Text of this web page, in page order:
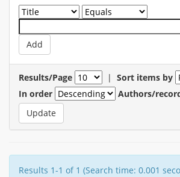
Results/Page | Sort items by
In order
Authors/
Results 1-1 of 1 (Search time: 0.001